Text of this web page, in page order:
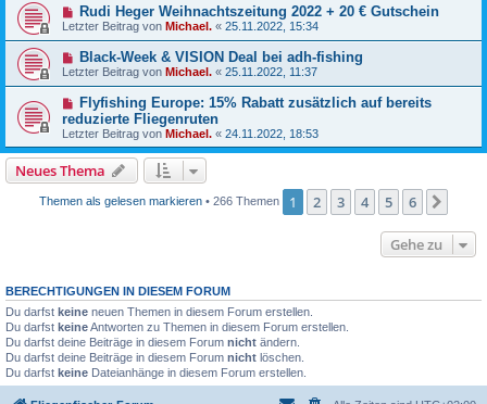
Rudi Heger Weihnachtszeitung 2022 + 20 € Gutschein
Letzter Beitrag von Michael. « 25.11.2022, 15:34
Black-Week & VISION Deal bei adh-fishing
Letzter Beitrag von Michael. « 25.11.2022, 11:37
Flyfishing Europe: 15% Rabatt zusätzlich auf bereits
reduzierte Fliegenruten
Letzter Beitrag von Michael. « 24.11.2022, 18:53
Neues Thema
Themen als gelesen markieren • 266 Themen 1 2 3 4 5 6
Gehe zu
BERECHTIGUNGEN IN DIESEM FORUM
Du darfst keine neuen Themen in diesem Forum erstellen.
Du darfst keineAntworten zu Themen in diesem Forum erstellen.
Du darfst deine Beiträge in diesem Forum nicht ändern.
Du darfst deine Beiträge in diesem Forum nicht löschen.
Du darfst keine Dateianhänge in diesem Forum erstellen.